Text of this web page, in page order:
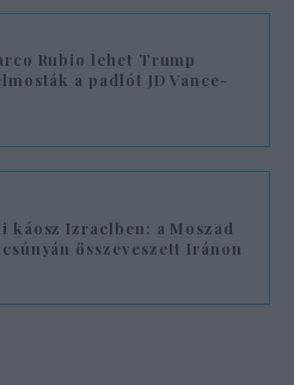
Rubio lehet Trump
a padlót JD Vance-
káosz Izraelben: a Moszad
csúnyán összeveszett Iránon